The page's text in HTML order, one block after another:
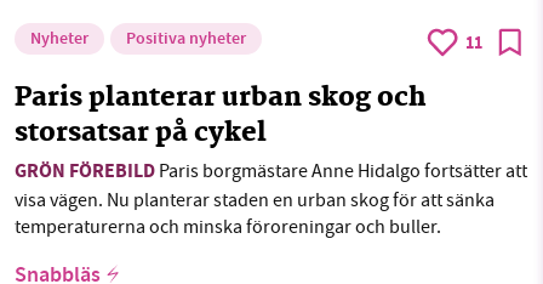
Nyheter Positiva nyheter 11
Paris planterar urban skog och
storsatsar på cykel
GRÖN FÖREBILD Paris borgmästare Anne Hidalgo fortsätter att
visa vägen. Nu planterar staden en urban skog för att sänka
temperaturerna och minska föroreningar och buller.